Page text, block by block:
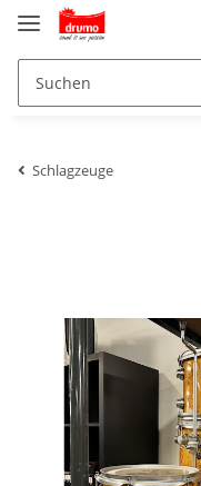
Schlagzeuge